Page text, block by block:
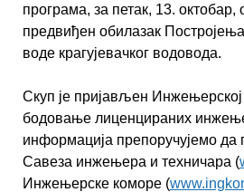
програма, за петак, 13. oктобар,
предвиђен обилазак
воде крагујевачког водовода.
Скуп је пријављен
бодовање лиценцираних
информација препоручујемо да
Савеза инжењера и техничара (
Инжењерске коморе (